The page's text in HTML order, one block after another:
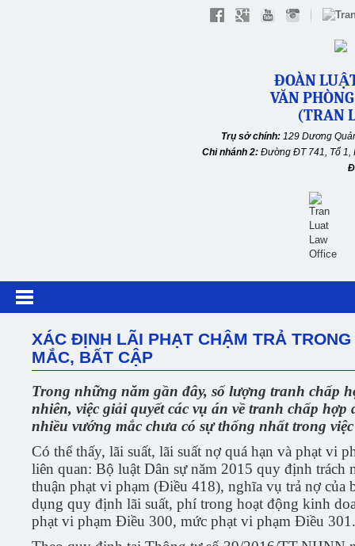
ĐOÀN
VĂN
(TRAN
Trụ sở chính: 129 Dương
Chi nhánh 2: Đường ĐT 741, Tổ 1,
XÁC ĐỊNH LÃI PHẠT CHẬM TRẢ
MẮC, BẤT CẬP
Trong những năm gần đây, số lượng tranh chấp
nhiên, việc giải quyết các vụ án về tranh chấp
nhiều vướng mắc chưa có sự thống nhất trong
Có thể thấy, lãi suất, lãi suất nợ quá hạn và phạt vi
liên quan: Bộ luật Dân sự năm 2015 quy định
thuận phạt vi phạm (Điều 418), nghĩa vụ trả nợ
dụng quy định lãi suất, phí trong hoạt động kinh
phạt vi phạm Điều 300, mức phạt vi phạm Điều 301.